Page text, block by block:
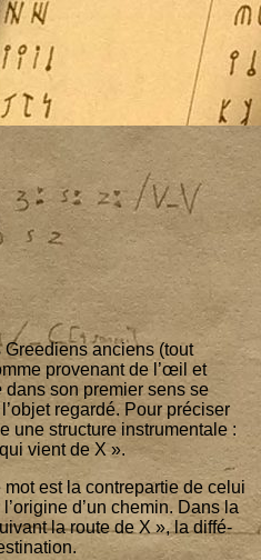
anciens (tout
pro­ve­nant de l’œil et
dans son pre­mier sens se
regar­dé. Pour pré­ci­ser
une struc­ture ins­tru­men­tale :
vient de X ».
est la contre­par­tie de celui
d’un che­min. Dans la
la route de X », la dif­fé­